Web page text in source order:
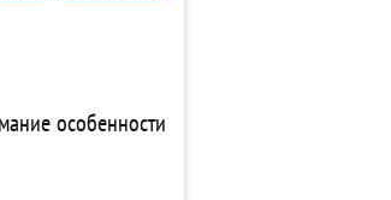
особенности